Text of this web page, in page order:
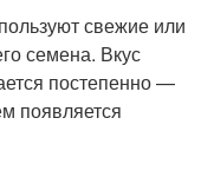
свежие или
семена. Вкус
постепенно —
появляется